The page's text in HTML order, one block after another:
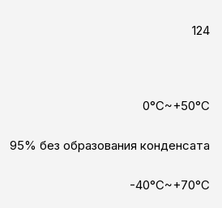
124
0°C~+50°C
95% без образования конденсата
-40°C~+70°C